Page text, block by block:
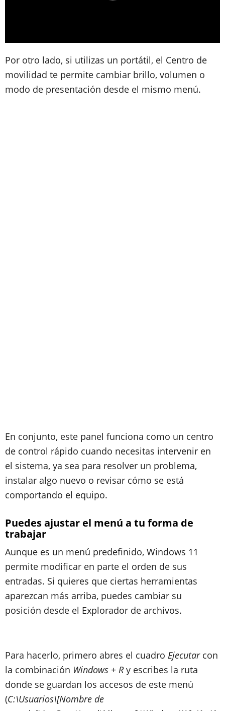
Por otro lado, si utilizas un portátil, el Centro de
movilidad te permite cambiar brillo, volumen o
modo de presentación desde el mismo menú.
En conjunto, este panel funciona como un centro
de control rápido cuando necesitas intervenir en
el sistema, ya sea para resolver un problema,
instalar algo nuevo o revisar cómo se está
comportando el equipo.
Puedes ajustar el menú a tu forma de
trabajar
Aunque es un menú predefinido, Windows 11
permite modificar en parte el orden de sus
entradas. Si quieres que ciertas herramientas
aparezcan más arriba, puedes cambiar su
posición desde el Explorador de archivos.
Para hacerlo, primero abres el cuadro Ejecutarcon
la combinación Windows + Ry escribes la ruta
donde se guardan los accesos de este menú
(C:\Usuarios\[Nombre de